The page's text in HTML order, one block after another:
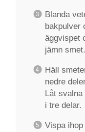
Blanda
bakpulver
äggvispet
jämn smet.
Häll
nedre
Låt
i tre delar.
Vispa